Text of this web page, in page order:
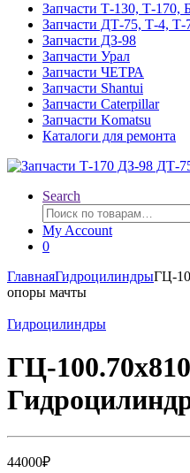
Запчасти Т-130, Т-170,
Запчасти ДТ-75, Т-4, Т-
Запчасти ДЗ-98
Запчасти Урал
Запчасти ЧЕТРА
Запчасти Shantui
Запчасти Caterpillar
Запчасти Komatsu
Каталоги для ремонта
Search
Искать:
My Account
0
ГлавнаяГидроцилиндрыГЦ-
опоры мачты
Гидроцилиндры
ГЦ-
44000₽